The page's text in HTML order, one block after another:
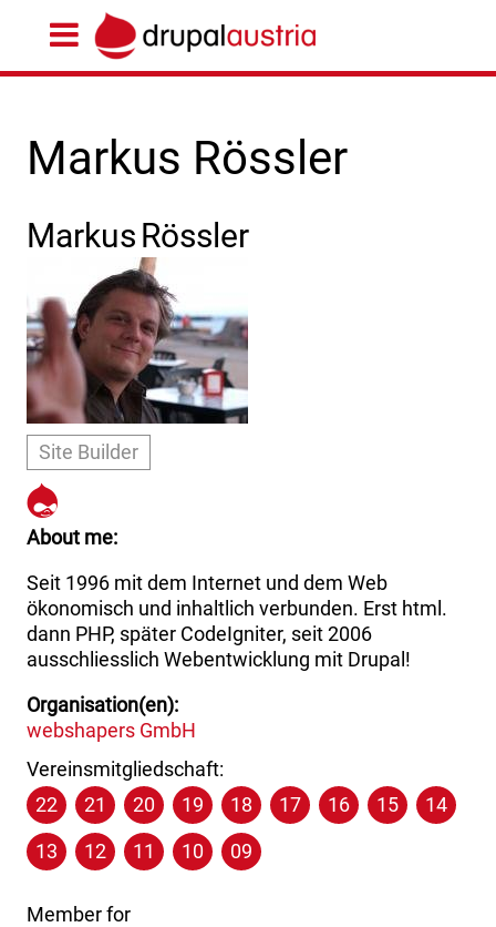
Markus Rössler
Markus Rössler
Site Builder
https://drupal.org/u/gibbser
About me
Seit 1996 mit dem Internet und dem Web
ökonomisch und inhaltlich verbunden. Erst html.
dann PHP, später CodeIgniter, seit 2006
ausschliesslich Webentwicklung mit Drupal!
Organisation(en)
webshapers GmbH
Vereinsmitgliedschaft:
22
21 20 19 18 17 16 15
14
13
12 11 10 09
Member for